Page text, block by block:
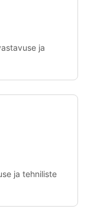
ja
ja tehniliste